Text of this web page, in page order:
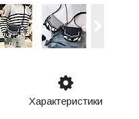
Характеристики